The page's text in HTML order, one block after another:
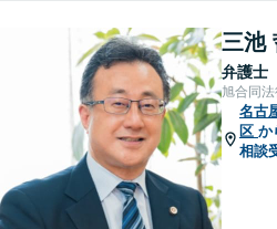
三池
弁護士
旭合同
名古
区 か
相談